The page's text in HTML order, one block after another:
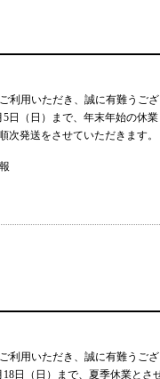
ご利用いただき、誠に有難う
5日（日）まで、年末年始の
次発送をさせていただきま
ご利用いただき、誠に有難う
18日（日）まで、夏季休業と